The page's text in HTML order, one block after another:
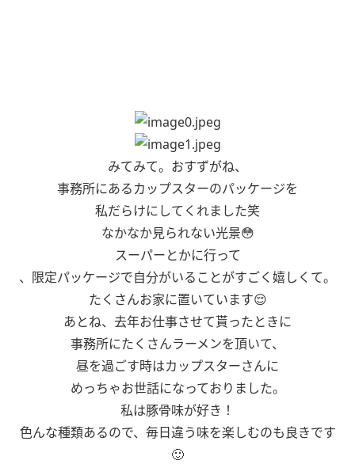
みてみて。おすずがね、
事務所にあるカップスターのパッケージを
私だらけにしてくれました笑
なかなか見られない光景😳
スーパーとかに行って
、限定パッケージで自分がいることがすごく嬉しくて。
たくさんお家に置いています😌
あとね、去年お仕事させて貰ったときに
事務所にたくさんラーメンを頂いて、
昼を過ごす時はカップスターさんに
めっちゃお世話になっておりました。
私は豚骨味が好き！
色んな種類あるので、毎日違う味を楽しむのも良きです
🙂